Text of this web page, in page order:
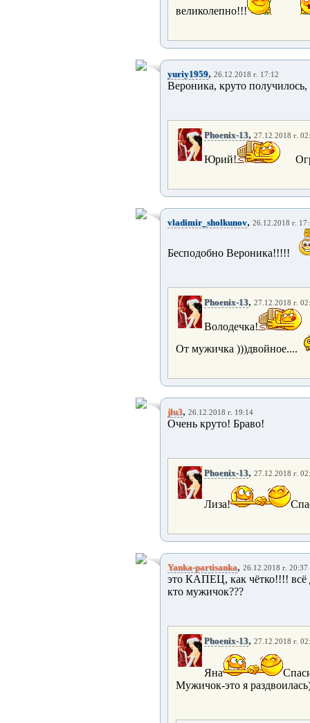
великолепно!!!
yuriy1959, 26.12.2018 г. 17:12
Вероника, круто
Phoenix-13, 27.12.2018 г.
Юрий!
vladimir_sholkunov, 26.12.2018 г.
Бесподобно Вероника!!!!!
Phoenix-13, 27.12.2018 г.
Володечка!
От мужичка )))двойное....
jlu3, 26.12.2018 г. 19:14
Очень круто! Браво!
Phoenix-13, 27.12.2018 г.
Лиза!
Yanka-partisanka, 26.12.2018 г. 20:37
это КАПЕЦ, как чётко!!!! всё
кто мужичок???
Phoenix-13, 27.12.2018 г.
Яна
Мужичок-это я